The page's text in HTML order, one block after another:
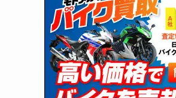
(34)
(5)
(12)
(63)
(25)
(24)
(47)
(15)
(62)
(4)
(6)
(17)
(131)
(38)
(131)
(167)
(85)
(21)
(61)
(171)
(98)
(13)
(274)
(171) (47)
(141)
(254)
(204)
(23)
(33)
(34)
(35)
(415)
(16)
(170)
(147)
(13)
(19)
(12)